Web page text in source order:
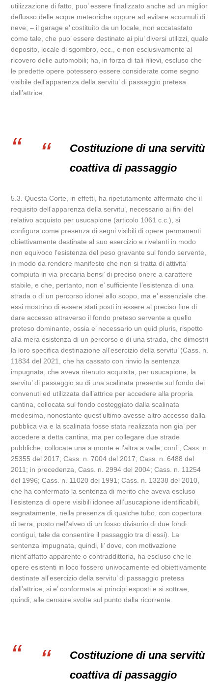
utilizzazione di fatto, puo’ essere finalizzato anche ad un miglior
deflusso delle acque meteoriche oppure ad evitare accumuli di
neve; – il garage e’ costituito da un locale, non accatastato
come tale, che puo’ essere destinato ai piu’ diversi utilizzi, quale
deposito, locale di sgombro, ecc., e non esclusivamente al
ricovero delle automobili; ha, in forza di tali rilievi, escluso che
le predette opere potessero essere considerate come segno
visibile dell’apparenza della servitu’ di passaggio pretesa
dall’attrice.
Costituzione di una servitù
coattiva di passaggio
5.3. Questa Corte, in effetti, ha ripetutamente affermato che il
requisito dell’apparenza della servitu’, necessario ai fini del
relativo acquisto per usucapione (articolo 1061 c.c.), si
configura come presenza di segni visibili di opere permanenti
obiettivamente destinate al suo esercizio e rivelanti in modo
non equivoco l’esistenza del peso gravante sul fondo servente,
in modo da rendere manifesto che non si tratta di attivita’
compiuta in via precaria bensi’ di preciso onere a carattere
stabile, e che, pertanto, non e’ sufficiente l’esistenza di una
strada o di un percorso idonei allo scopo, ma e’ essenziale che
essi mostrino di essere stati posti in essere al preciso fine di
dare accesso attraverso il fondo preteso servente a quello
preteso dominante, ossia e’ necessario un quid pluris, rispetto
alla mera esistenza di un percorso o di una strada, che dimostri
la loro specifica destinazione all’esercizio della servitu’ (Cass. n.
11834 del 2021, che ha cassato con rinvio la sentenza
impugnata, che aveva ritenuto acquisita, per usucapione, la
servitu’ di passaggio su di una scalinata presente sul fondo dei
convenuti ed utilizzata dall’attrice per accedere alla propria
cantina, collocata sul fondo costeggiato dalla scalinata
medesima, nonostante quest’ultimo avesse altro accesso dalla
pubblica via e la scalinata fosse stata realizzata non gia’ per
accedere a detta cantina, ma per collegare due strade
pubbliche, collocate una a monte e l’altra a valle; conf., Cass. n.
25355 del 2017; Cass. n. 7004 del 2017; Cass. n. 6488 del
2011; in precedenza, Cass. n. 2994 del 2004; Cass. n. 11254
del 1996; Cass. n. 11020 del 1991; Cass. n. 13238 del 2010,
che ha confermato la sentenza di merito che aveva escluso
l’esistenza di opere visibili idonee all’usucapione identificabili,
segnatamente, nella presenza di qualche tubo, con copertura
di terra, posto nell’alveo di un fosso divisorio di due fondi
contigui, tale da consentire il passaggio tra di essi). La
sentenza impugnata, quindi, li’ dove, con motivazione
nient’affatto apparente o contraddittoria, ha escluso che le
opere esistenti in loco fossero univocamente ed obiettivamente
destinate all’esercizio della servitu’ di passaggio pretesa
dall’attrice, si e’ conformata ai principi esposti e si sottrae,
quindi, alle censure svolte sul punto dalla ricorrente.
Costituzione di una servitù
coattiva di passaggio